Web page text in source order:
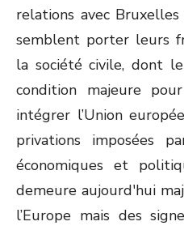
relations avec
semblent porter leurs
la société civile, dont
condition majeure
intégrer l’Union
privations imposées
économiques et
demeure aujourd'hui
l’Europe mais des